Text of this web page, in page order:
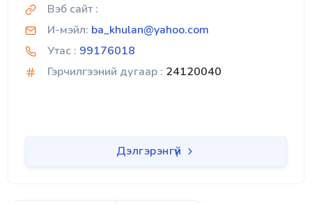
Вэб сайт :
И-мэйл: ba_khulan@yahoo.com
Утас : 99176018
Гэрчилгээний дугаар : 24120040
Дэлгэрэнгүй